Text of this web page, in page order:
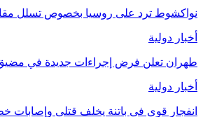
نواكشوط ترد على روسيا بخصوص تسلل
أخبار دولية
طهران تعلن فرض إجراءات جديدة في
أخبار دولية
انفجار قوي في باتنة يخلف قتلى وإصابات